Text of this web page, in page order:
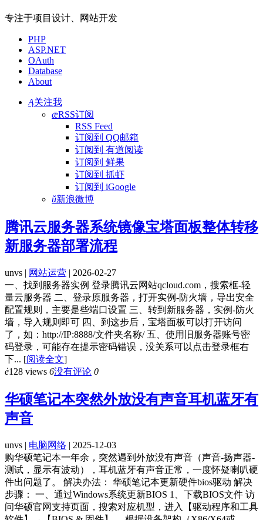
专注于项目设计、网站开发
PHP
ASP.NET
OAuth
Database
About
Ą关注我
ǣRSS订阅
RSS Feed
订阅到 QQ邮箱
订阅到 有道阅读
订阅到 鲜果
订阅到 抓虾
订阅到 iGoogle
ǔ新浪微博
腾讯云服务器系统镜像宝塔面板整体转移
新服务器部署流程
unvs | 网站运营 | 2026-02-27
一、找到服务器实例 登录腾讯云网站qcloud.com，搜索框-轻
量云服务器 二、登录原服务器，打开实例-防火墙，导出安全
配置规则，主要是些端口设置 三、转到新服务器，实例-防火
墙，导入规则即可 四、到这步后，宝塔面板可以打开访问
了，如：http://IP:8888/文件夹名称/ 五、使用旧服务器账号密
码登录，可能存在提示密码错误，没关系可以点击登录框右
下... [阅读全文]
ė128 views 6没有评论 0
华硕笔记本突然外放没有声音耳机蓝牙有
声音
unvs | 电脑网络 | 2025-12-03
购华硕笔记本一年余，突然遇到外放没有声音（声音-扬声器-
测试，显示有波动），耳机蓝牙有声音正常，一度怀疑喇叭硬
件出问题了。 解决办法： 华硕笔记本更新硬件bios驱动 解决
步骤： 一、通过Windows系统更新BIOS 1、下载BIOS文件 访
问华硕官网支持页面，搜索对应机型，进入【驱动程序和工具